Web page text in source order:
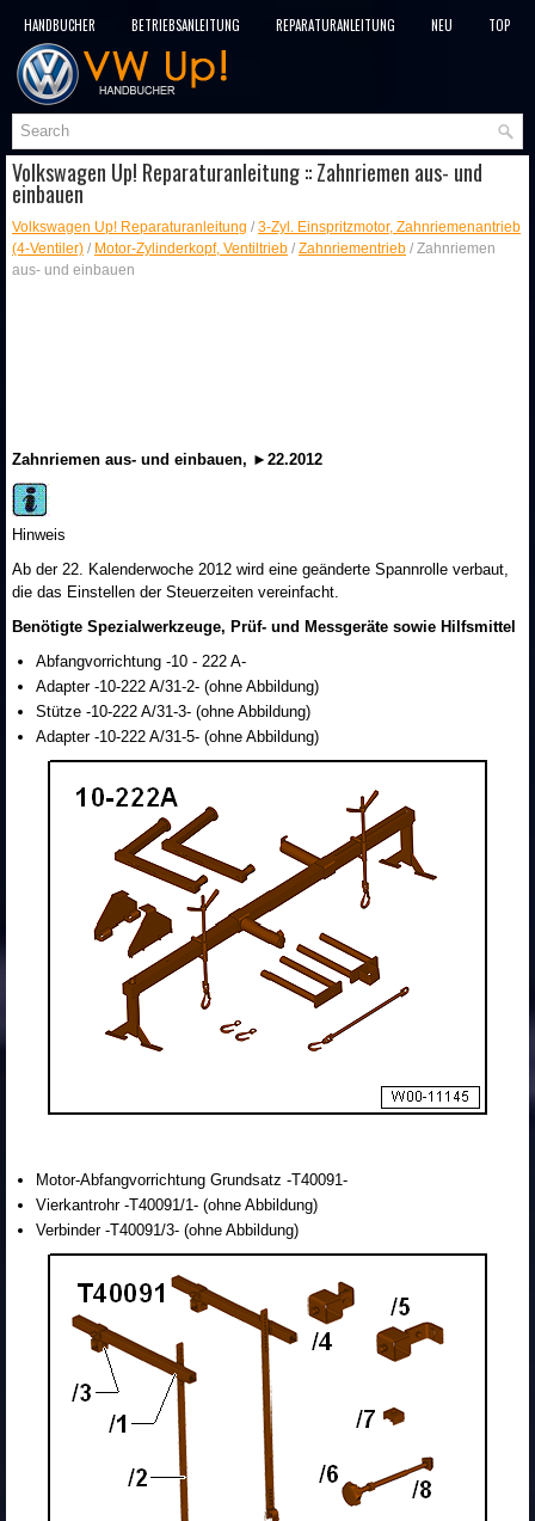
HANDBÜCHER BETRIEBSANLEITUNG REPARATURANLEITUNG NEU
TOP
SITEMAP
Volkswagen Up! Reparaturanleitung :: Zahnriemen aus- und
einbauen
Volkswagen Up! Reparaturanleitung / 3-Zyl. Einspritzmotor, Zahnriemenantrieb
(4-Ventiler) / Motor-Zylinderkopf, Ventiltrieb / Zahnriementrieb / Zahnriemen
aus- und einbauen
Zahnriemen aus- und einbauen, ►22.2012
Hinweis
Ab der 22. Kalenderwoche 2012 wird eine geänderte Spannrolle verbaut,
die das Einstellen der Steuerzeiten vereinfacht.
Benötigte Spezialwerkzeuge, Prüf- und Messgeräte sowie Hilfsmittel
Abfangvorrichtung -10 - 222 A-
Adapter -10-222 A/31-2- (ohne Abbildung)
Stütze -10-222 A/31-3- (ohne Abbildung)
Adapter -10-222 A/31-5- (ohne Abbildung)
Motor-Abfangvorrichtung Grundsatz -T40091-
Vierkantrohr -T40091/1- (ohne Abbildung)
Verbinder -T40091/3- (ohne Abbildung)